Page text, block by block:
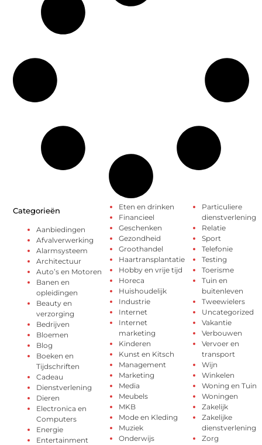
Categorieën
Aanbiedingen
Afvalverwerking
Alarmsysteem
Architectuur
Auto’s en Motoren
Banen en
opleidingen
Beauty en
verzorging
Bedrijven
Bloemen
Blog
Boeken en
Tijdschriften
Cadeau
Dienstverlening
Dieren
Electronica en
Computers
Energie
Entertainment
Eten en drinken
Financieel
Geschenken
Gezondheid
Groothandel
Haartransplantatie
Hobby en vrije tijd
Horeca
Huishoudelijk
Industrie
Internet
Internet
marketing
Kinderen
Kunst en Kitsch
Management
Marketing
Media
Meubels
MKB
Mode en Kleding
Muziek
Onderwijs
Particuliere
dienstverlening
Relatie
Sport
Telefonie
Testing
Toerisme
Tuin en
buitenleven
Tweewielers
Uncategorized
Vakantie
Verbouwen
Vervoer en
transport
Wijn
Winkelen
Woning en Tuin
Woningen
Zakelijk
Zakelijke
dienstverlening
Zorg